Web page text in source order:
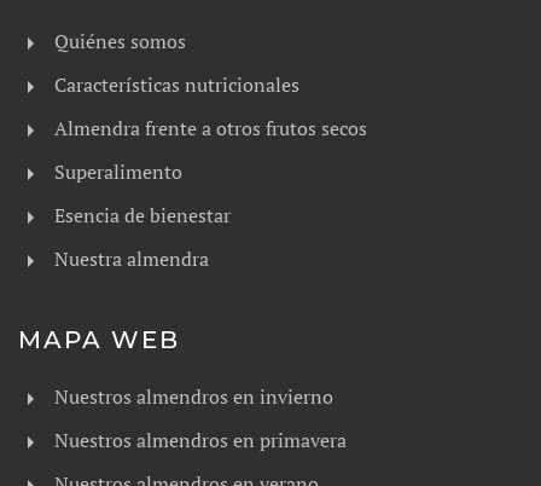
Quiénes somos
Características nutricionales
Almendra frente a otros frutos secos
Superalimento
Esencia de bienestar
Nuestra almendra
MAPA WEB
Nuestros almendros en invierno
Nuestros almendros en primavera